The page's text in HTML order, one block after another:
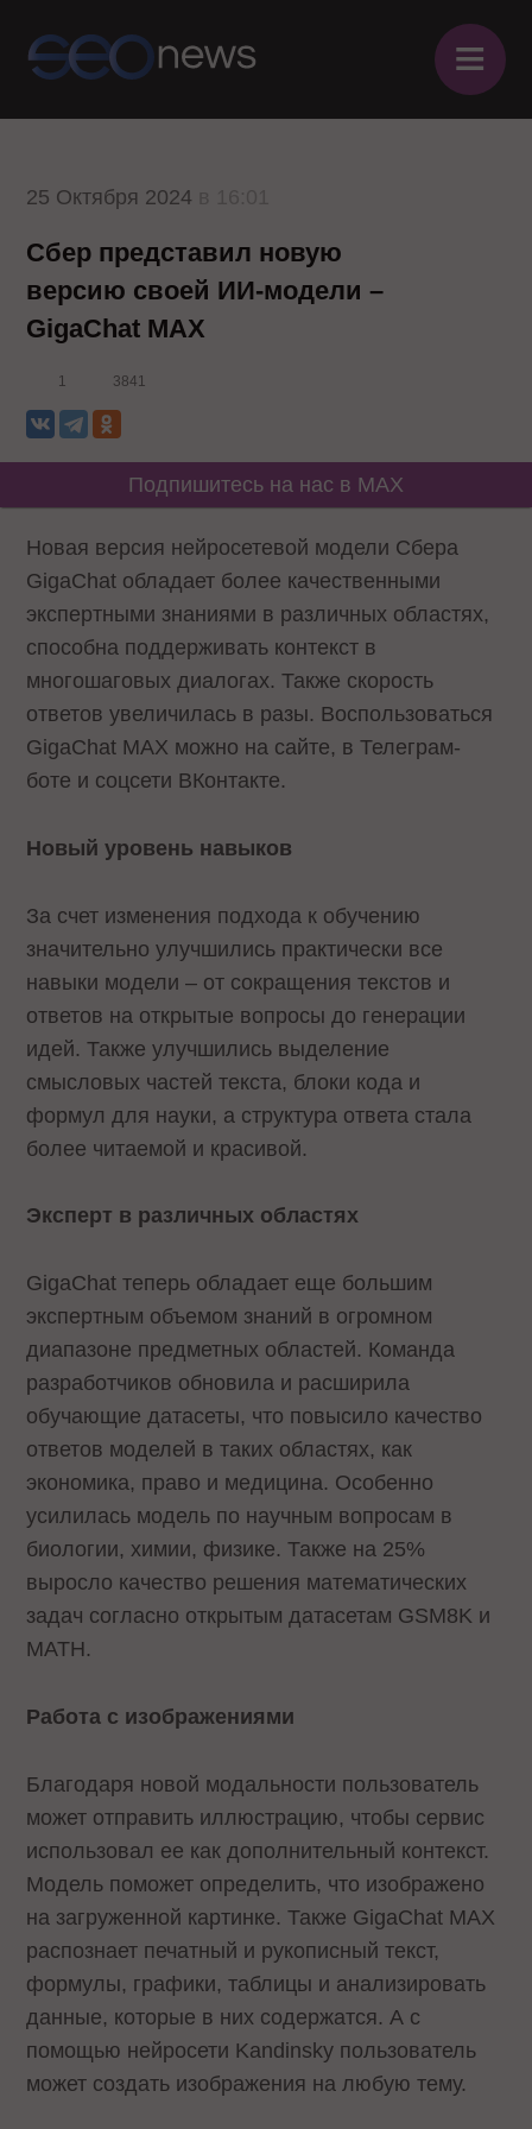
≡
25 Октября 2024
Сбер представил новую
версию своей ИИ-модели –
GigaChat MAX
1 3841
Подпишитесь на нас в MAX
Новая версия нейросетевой модели Сбера
GigaChat обладает более качественными
экспертными знаниями в различных областях,
способна поддерживать контекст в
многошаговых диалогах. Также скорость
ответов увеличилась в разы. Воспользоваться
GigaChat MAX можно на сайте, в Телеграм-
боте и соцсети ВКонтакте.
Новый уровень навыков
За счет изменения подхода к обучению
значительно улучшились практически все
навыки модели – от сокращения текстов и
ответов на открытые вопросы до генерации
идей. Также улучшились выделение
смысловых частей текста, блоки кода и
формул для науки, а структура ответа стала
более читаемой и красивой.
Эксперт в различных областях
GigaChat теперь обладает еще большим
экспертным объемом знаний в огромном
диапазоне предметных областей. Команда
разработчиков обновила и расширила
обучающие датасеты, что повысило качество
ответов моделей в таких областях, как
экономика, право и медицина. Особенно
усилилась модель по научным вопросам в
биологии, химии, физике. Также на 25%
выросло качество решения математических
задач согласно открытым датасетам GSM8K и
MATH.
Работа с изображениями
Благодаря новой модальности пользователь
может отправить иллюстрацию, чтобы сервис
использовал ее как дополнительный контекст.
Модель поможет определить, что изображено
на загруженной картинке. Также GigaChat MAX
распознает печатный и рукописный текст,
формулы, графики, таблицы и анализировать
данные, которые в них содержатся. А с
помощью нейросети Kandinsky пользователь
может создать изображения на любую тему.